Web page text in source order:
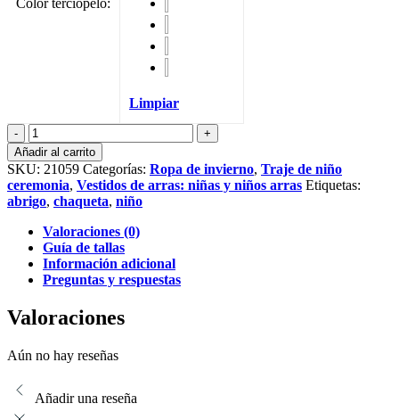
Color terciopelo:
Limpiar
Chaqueta
Leo
de
terciopelo
cantidad
Añadir al carrito
SKU: 21059 Categorías: Ropa de invierno, Traje de niño
ceremonia, Vestidos de arras: niñas y niños arras Etiquetas:
abrigo, chaqueta, niño
Valoraciones (0)
Guía de tallas
Información adicional
Preguntas y respuestas
Valoraciones
Aún no hay reseñas
Añadir una reseña